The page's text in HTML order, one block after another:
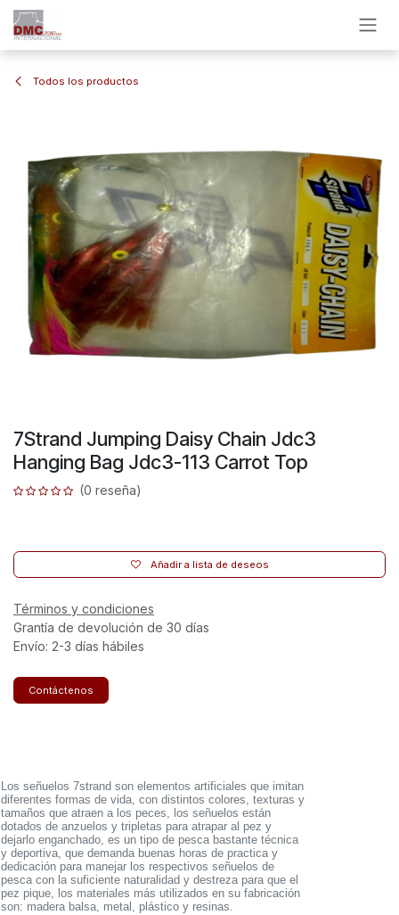
Todos los productos
7Strand Jumping Daisy Chain Jdc3
Hanging Bag Jdc3-113 Carrot Top
(0 reseña)
Añadir a lista de deseos
Términos y condiciones
Grantía de devolución de 30 días
Envío: 2-3 días hábiles
Contáctenos
Los señuelos 7strand son elementos artificiales que imitan
diferentes formas de vida, con distintos colores, texturas y
tamaños que atraen a los peces, los señuelos están
dotados de anzuelos y tripletas para atrapar al pez y
dejarlo enganchado, es un tipo de pesca bastante técnica
y deportiva, que demanda buenas horas de practica y
dedicación para manejar los respectivos señuelos de
pesca con la suficiente naturalidad y destreza para que el
pez pique, los materiales más utilizados en su fabricación
son: madera balsa, metal, plástico y resinas.